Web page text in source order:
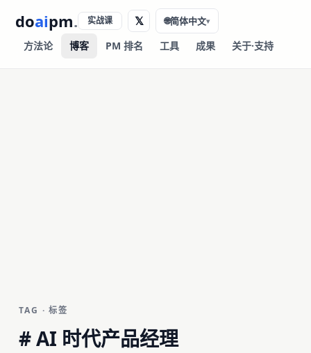
doaipm.
方法论 博客 PM 排名 工具 成果 关于·支持
实战课 𝕏 🌐简体中文▾
TAG · 标签
#AI 时代产品经理